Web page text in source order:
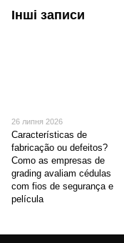
Інші записи
26 липня 2026
Características de
fabricação ou defeitos?
Como as empresas de
grading avaliam cédulas
com fios de segurança e
película